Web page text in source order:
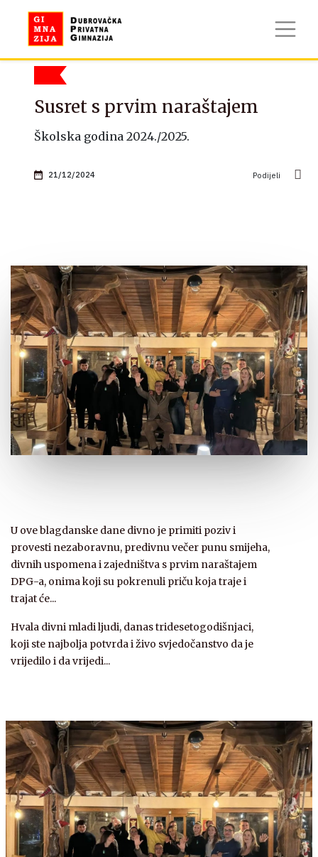
Susret s prvim naraštajem
Školska godina 2024./2025.
21/12/2024 Podijeli
U ove blagdanske dane divno je primiti poziv i
provesti nezaboravnu, predivnu večer punu smijeha,
divnih uspomena i zajedništva s prvim naraštajem
DPG-a, onima koji su pokrenuli priču koja traje i
trajat će...
Hvala divni mladi ljudi, danas tridesetogodišnjaci,
koji ste najbolja potvrda i živo svjedočanstvo da je
vrijedilo i da vrijedi...